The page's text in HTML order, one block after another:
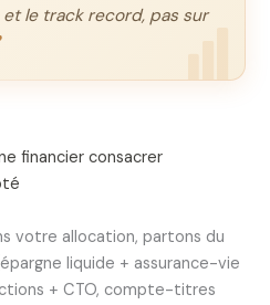
le track record, pas sur
financier consacrer
votre allocation, partons du
liquide + assurance-vie
+ CTO, compte-titres